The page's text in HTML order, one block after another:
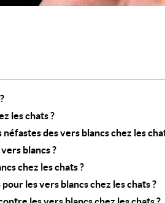
les chats ?
des vers blancs chez les
blancs ?
chez les chats ?
les vers blancs chez les chats ?